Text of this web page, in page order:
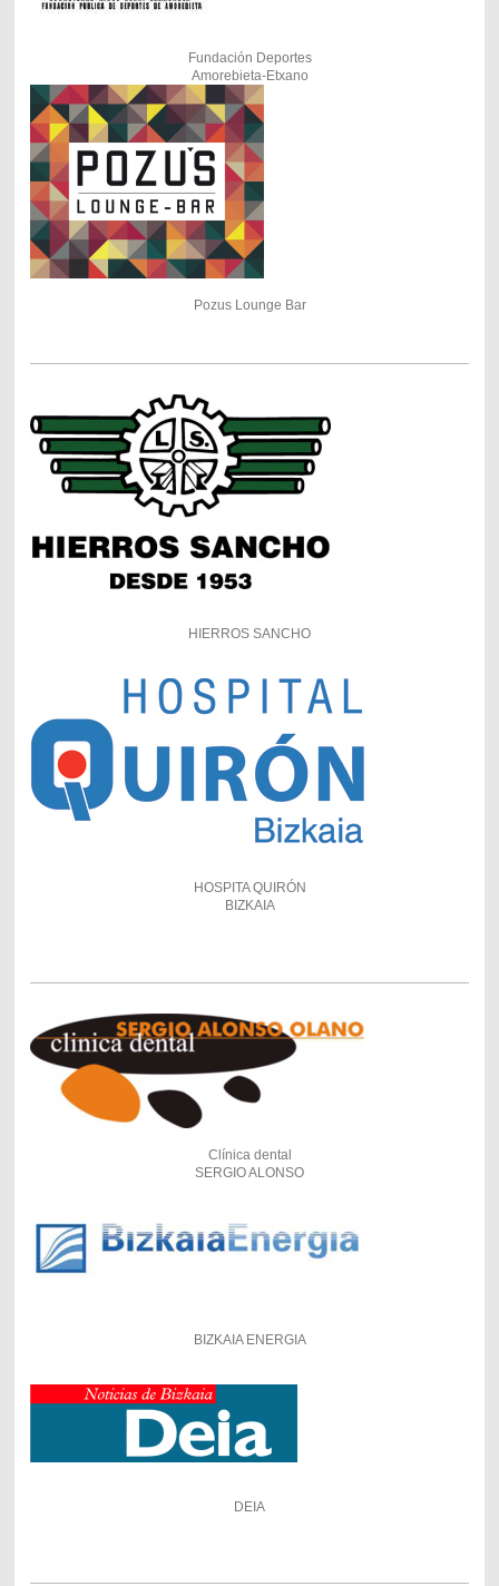
Fundación Deportes
Amorebieta-Etxano
Pozus Lounge Bar
HIERROS SANCHO
HOSPITA QUIRÓN
BIZKAIA
Clínica dental
SERGIO ALONSO
BIZKAIA ENERGIA
DEIA